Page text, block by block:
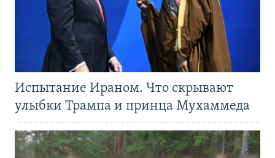
Испытание Ираном. Что скрывают
улыбки Трампа и принца Мухаммеда